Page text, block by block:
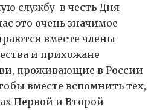
службу в честь Дня
это очень значимое
вместе члены
и прихожане
проживающие в России
вместе вспомнить тех,
Первой и Второй